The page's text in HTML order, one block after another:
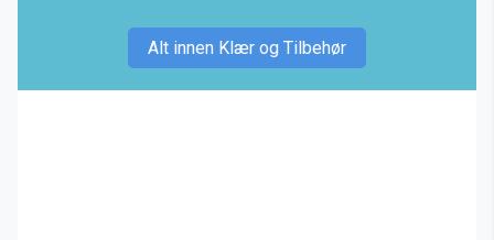
Alt innen Klær og Tilbehør